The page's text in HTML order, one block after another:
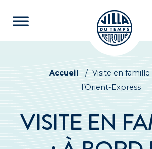
Accueil / Visite en famille
l’Orient-Express
VISITE EN